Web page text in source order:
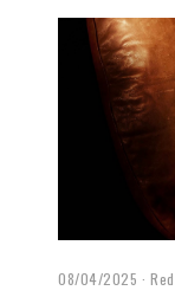
08/04/2025